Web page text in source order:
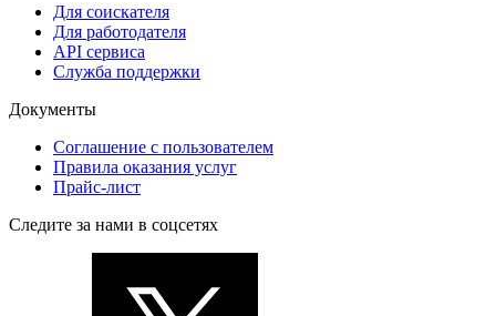
Для соискателя
Для работодателя
API сервиса
Служба поддержки
Документы
Соглашение с пользователем
Правила оказания услуг
Прайс-лист
Следите за нами в соцсетях